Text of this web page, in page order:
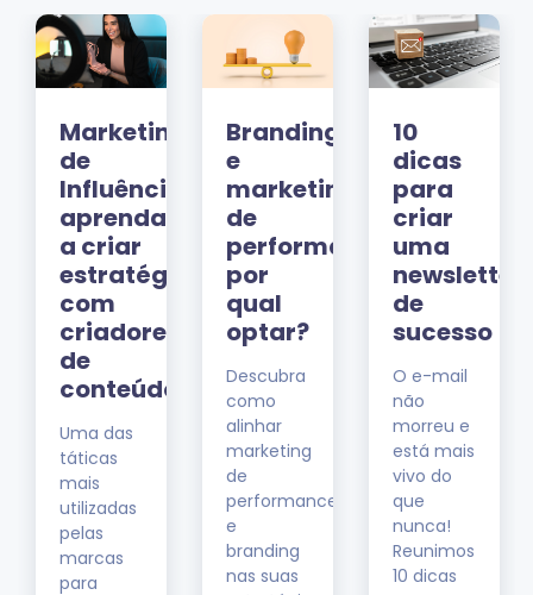
Marketing
de
Influência:
aprenda
a criar
estratégias
com
criadores
de
conteúdo
Uma das
táticas
mais
utilizadas
pelas
marcas
para
Branding
e
marketing
de
performance:
por
qual
optar?
Descubra
como
alinhar
marketing
de
performance
e
branding
nas suas
10
dicas
para
criar
uma
newsletter
de
sucesso
O e-mail
não
morreu e
está mais
vivo do
que
nunca!
Reunimos
10 dicas